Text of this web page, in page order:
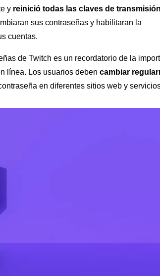
y reinició todas las claves de transmisión
sus contraseñas y habilitaran la
cuentas.
de Twitch es un recordatorio de la
línea. Los usuarios debencambiar
en diferentes sitios web y